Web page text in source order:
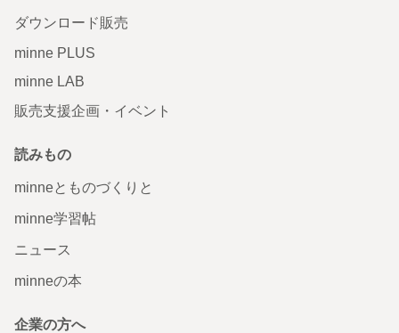
ダウンロード販売
minne PLUS
minne LAB
販売支援企画・イベント
読みもの
minneとものづくりと
minne学習帖
ニュース
minneの本
企業の方へ